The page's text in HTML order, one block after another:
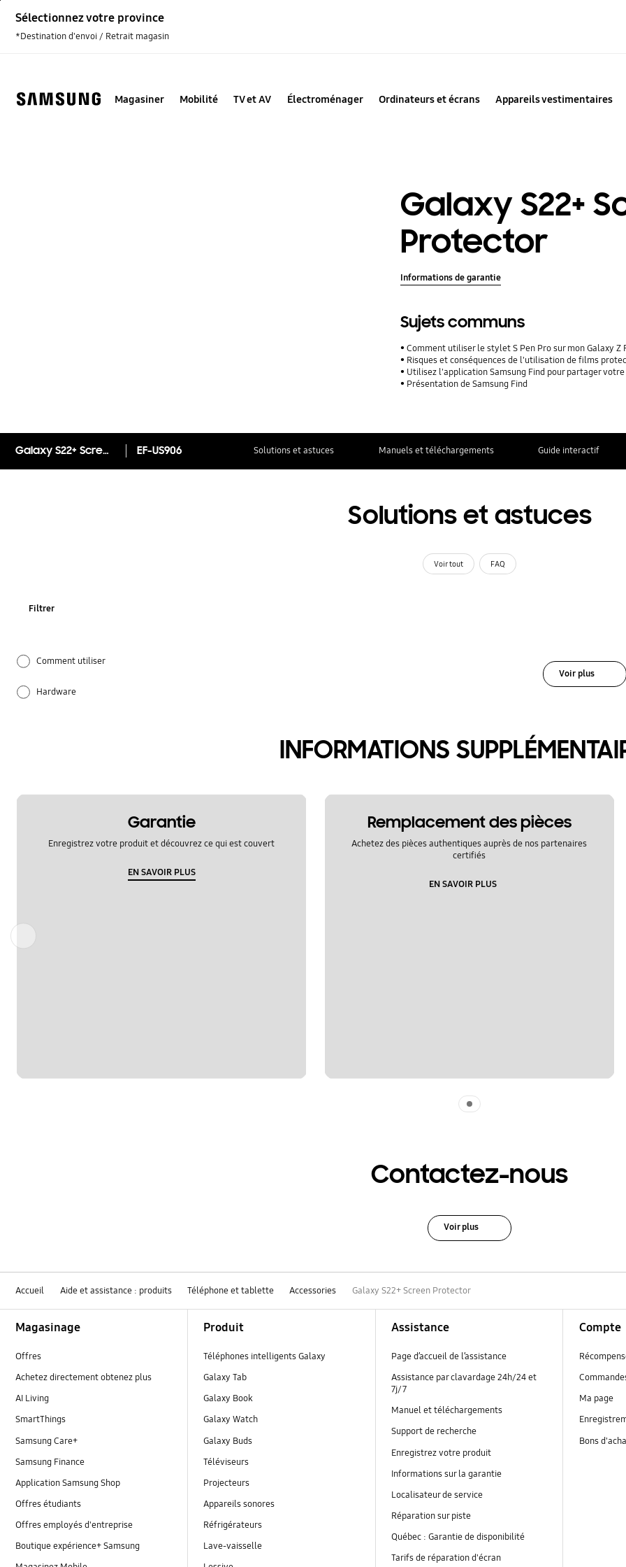
content
Sélectionnez votre province
*Destination d'envoi / Retrait magasin
Magasiner Mobilité TV et AV Électroménager Ordinateurs et écrans Appareils vestimentaires
Galaxy S22+
Protector
Informations de garantie
Sujets communs
Comment utiliser le stylet S Pen Pro sur mon Galaxy Z
Risques et conséquences de l'utilisation de films
Utilisez l'application Samsung Find pour partager
Présentation de Samsung Find
Galaxy S22+ Screen Protector EF-US906 Solutions et astuces Manuels et téléchargements Guide interactif
Solutions et astuces
Voir tout FAQ
Filtrer
Comment utiliser
Hardware
Voir plus
INFORMATIONS
Garantie
Enregistrez votre produit et découvrez ce qui est couvert
EN SAVOIR PLUS
Remplacement des pièces
Achetez des pièces authentiques auprès de nos partenaires
certifiés
EN SAVOIR PLUS
Contactez-nous
Voir plus
Accueil Aide et assistance : produits Téléphone et tablette Accessories Galaxy S22+ Screen Protector
Magasinage
Offres
Achetez directement obtenez plus
AI Living
SmartThings
Samsung Care+
Samsung Finance
Application Samsung Shop
Offres étudiants
Offres employés d'entreprise
Boutique expérience+ Samsung
Produit
Téléphones intelligents Galaxy
Galaxy Tab
Galaxy Book
Galaxy Watch
Galaxy Buds
Téléviseurs
Projecteurs
Appareils sonores
Réfrigérateurs
Lave-vaisselle
Assistance
Page d’accueil de l’assistance
Assistance par clavardage 24h/24 et
7j/7
Manuel et téléchargements
Support de recherche
Enregistrez votre produit
Informations sur la garantie
Localisateur de service
Réparation sur piste
Québec : Garantie de disponibilité
Tarifs de réparation d'écran
Compte
Ma page
Bons